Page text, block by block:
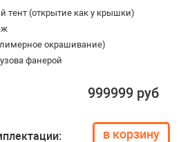
тент (открытие как у крышки)
окрашивание)
фанерой
999999 руб